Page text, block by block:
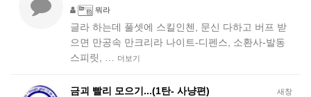
뭐라
글라 하는데 풀셋에 스킬인첸, 문신 다하고 버프 받
으면 만공속 만크리라 나이트-디펜스, 소환사-발동
스피릿, …
더보기
새창
금괴 빨리 모으기...(1탄- 사냥편)